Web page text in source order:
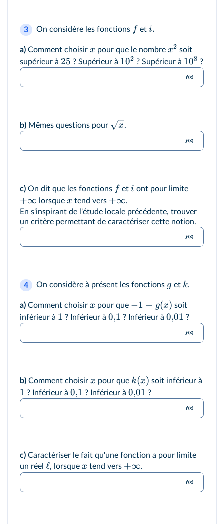
3 On considère les fonctions f eti.
a) Comment choisir x pour que le nombre x2 soit
supérieur à 25 ? Supérieur à 102 ? Supérieur à 108 ?
b) Mêmes questions pour x.
c) On dit que les fonctions f eti ont pour limite
+∞ lorsque x tend vers +∞.
En s'inspirant de l'étude locale précédente, trouver
un critère permettant de caractériser cette notion.
4 On considère à présent les fonctions g et k.
a) Comment choisir x pour que −1 − g(x) soit
inférieur à 1 ? Inférieur à 0,1 ? Inférieur à 0,01 ?
b) Comment choisir x pour que k(x) soit inférieur à
1 ? Inférieur à 0,1 ? Inférieur à 0,01 ?
c) Caractériser le fait qu'une fonction a pour limite
un réel ℓ, lorsque x tend vers +∞.